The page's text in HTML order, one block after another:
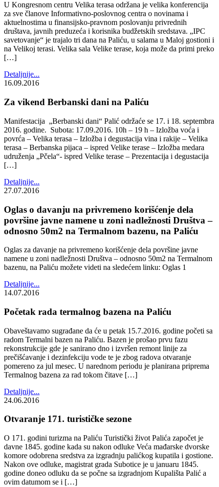
U Kongresnom centru Velika terasa održana je velika konferencija
za sve članove Informativno-poslovnog centra o novinama i
aktuelnostima u finansijsko-pravnom poslovanju privrednih
društava, javnih preduzeća i korisnika budžetskih sredstava. „IPC
savetovanje“ je trajalo tri dana na Paliću, u salama u Maloj gostioni i
na Velikoj terasi. Velika sala Velike terase, koja može da primi preko
[…]
Detaljnije...
16.09.2016
Za vikend Berbanski dani na Paliću
Manifestacija „Berbanski dani“ Palić održaće se 17. i 18. septembra
2016. godine. Subota: 17.09.2016. 10h – 19 h – Izložba voća i
povrća – Velika terasa – Izložba i degustacija vina i rakije – Velika
terasa – Berbanska pijaca – ispred Velike terase – Izložba medara
udruženja „Pčela“- ispred Velike terase – Prezentacija i degustacija
[…]
Detaljnije...
27.07.2016
Oglas o davanju na privremeno korišćenje dela
površine javne namene u zoni nadležnosti Društva –
odnosno 50m2 na Termalnom bazenu, na Paliću
Oglas za davanje na privremeno korišćenje dela površine javne
namene u zoni nadležnosti Društva – odnosno 50m2 na Termalnom
bazenu, na Paliću možete videti na sledećem linku: Oglas 1
Detaljnije...
14.07.2016
Početak rada termalnog bazena na Paliću
Obaveštavamo sugrađane da će u petak 15.7.2016. godine početi sa
radom Termalni bazen na Paliću. Bazen je prošao prvu fazu
rekonstrukcije gde je sanirano dno i izvršen remont linije za
prečišćavanje i dezinfekciju vode te je zbog radova otvaranje
pomereno za jul mesec. U narednom periodu je planirana priprema
Termalnog bazena za rad tokom čitave […]
Detaljnije...
24.06.2016
Otvaranje 171. turističke sezone
O 171. godini turizma na Paliću Turistički život Palića započet je
davne 1845. godine kada su nakon odluke Veća mađarske dvorske
komore odobrena sredstva za izgradnju palićkog kupatila i gostione.
Nakon ove odluke, magistrat grada Subotice je u januaru 1845.
godine doneo odluku da se počne sa izgradnjom Kupališta Palić a
ovim datumom se i […]